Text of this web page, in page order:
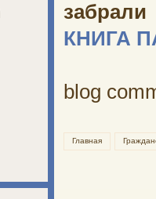
забрали
КНИГА
blog
Главная